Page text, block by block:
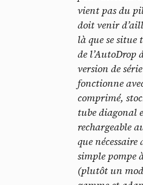
vient pas du
doit venir
là que se situe
de l’AutoDrop
version de
fonctionne
comprimé,
tube diagonal
rechargeable
que nécessaire
simple pompe
(plutôt un
Panneau de
cookies
En autorisant ces services
lecture de cookies et
nécessaires à leur bon
Politique de confidentialité